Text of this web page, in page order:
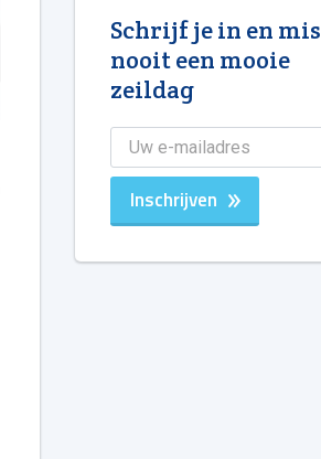
Schrijf je in en mis
nooit een mooie
zeildag
Inschrijven